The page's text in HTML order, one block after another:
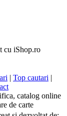
cu iShop.ro
| Top cautari |
catalog online
de carte